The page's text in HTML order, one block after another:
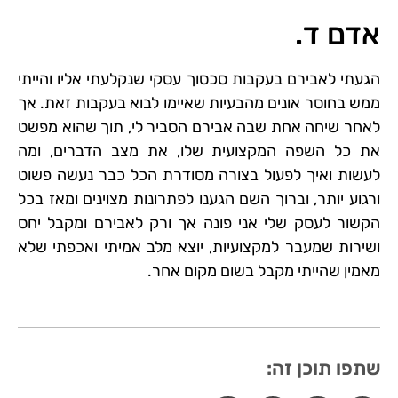
אדם ד.
הגעתי לאבירם בעקבות סכסוך עסקי שנקלעתי אליו והייתי
ממש בחוסר אונים מהבעיות שאיימו לבוא בעקבות זאת. אך
לאחר שיחה אחת שבה אבירם הסביר לי, תוך שהוא מפשט
את כל השפה המקצועית שלו, את מצב הדברים, ומה
לעשות ואיך לפעול בצורה מסודרת הכל כבר נעשה פשוט
ורגוע יותר, וברוך השם הגענו לפתרונות מצוינים ומאז בכל
הקשור לעסק שלי אני פונה אך ורק לאבירם ומקבל יחס
ושירות שמעבר למקצועיות, יוצא מלב אמיתי ואכפתי שלא
מאמין שהייתי מקבל בשום מקום אחר.
שתפו תוכן זה:
format_underlined הוסף קו תחתון לקישורים
font_download סמן קישורים
לאפס את כל האפשרויות
cached